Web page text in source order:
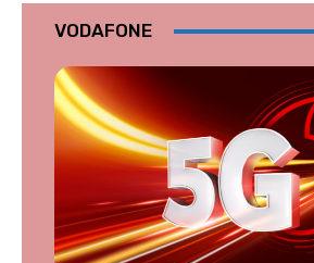
VODAFONE